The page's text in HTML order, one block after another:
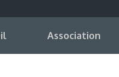
Association